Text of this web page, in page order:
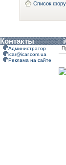
Список
Контакты
Администратор
icar@icar.com.ua
Реклама на сайте